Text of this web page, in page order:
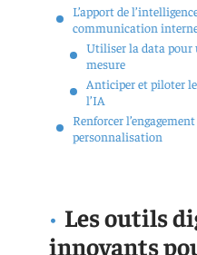
L’apport de
communication
Utiliser la data
mesure
Anticiper et piloter
l’IA
Renforcer
personnalisation
Les outils
innovants